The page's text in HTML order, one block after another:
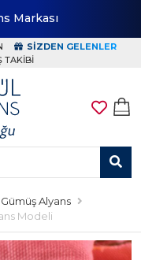
Markası
SIZDEN GELENLER
TAKIBI
Alyans
Modeli